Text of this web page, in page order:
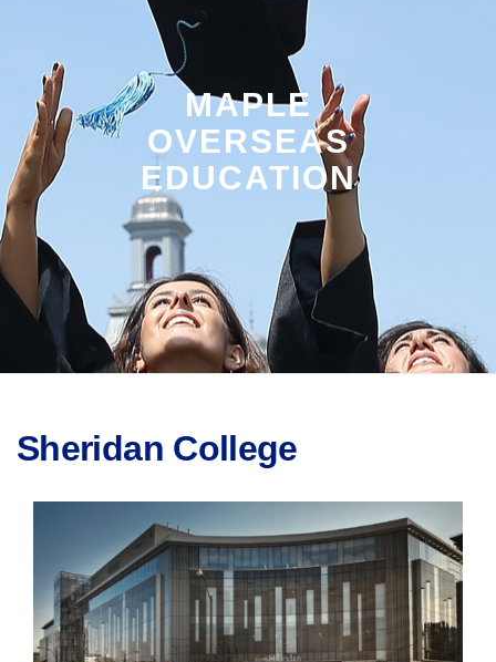
MAPLE
OVERSEAS
EDUCATION
Sheridan College